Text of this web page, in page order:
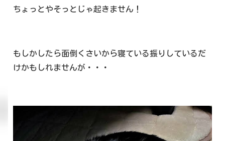
ちょっとやそっとじゃ起きません！
もしかしたら面倒くさいから寝ている振りしているだ
けかもしれませんが・・・